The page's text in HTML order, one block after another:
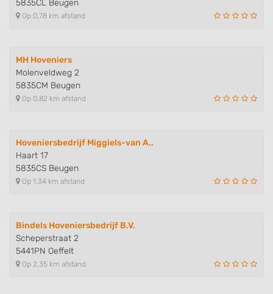
5835CL Beugen
Op 0,78 km afstand
MH Hoveniers
Molenveldweg 2
5835CM Beugen
Op 0,82 km afstand
Hoveniersbedrijf Miggiels-van A..
Haart 17
5835CS Beugen
Op 1,34 km afstand
Bindels Hoveniersbedrijf B.V.
Scheperstraat 2
5441PN Oeffelt
Op 2,35 km afstand